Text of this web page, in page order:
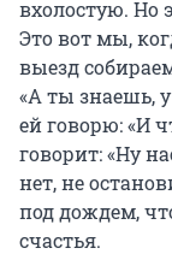
вхолостую. Но
Это вот мы,
выезд
«А ты знаешь,
ей говорю: «И
говорит: «Ну
нет, не
под дождем,
счастья.